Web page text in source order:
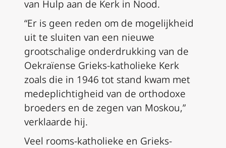
van Hulp aan de Kerk in Nood.
“Er is geen reden om de mogelijkheid
uit te sluiten van een nieuwe
grootschalige onderdrukking van de
Oekraïense Grieks-katholieke Kerk
zoals die in 1946 tot stand kwam met
medeplichtigheid van de orthodoxe
broeders en de zegen van Moskou,”
verklaarde hij.
Veel rooms-katholieke en Grieks-